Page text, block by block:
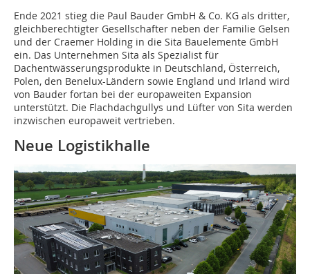
Ende 2021 stieg die Paul Bauder GmbH & Co. KG als dritter,
gleichberechtigter Gesellschafter neben der Familie Gelsen
und der Craemer Holding in die Sita Bauelemente GmbH
ein. Das Unternehmen Sita als Spezialist für
Dachentwässerungsprodukte in Deutschland, Österreich,
Polen, den Benelux-Ländern sowie England und Irland wird
von Bauder fortan bei der europaweiten Expansion
unterstützt. Die Flachdachgullys und Lüfter von Sita werden
inzwischen europaweit vertrieben.
Neue Logistikhalle